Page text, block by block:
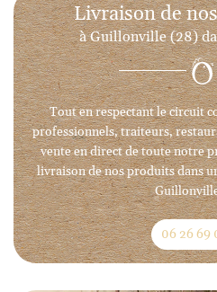
Livraison de
à Guillonville (28)
Tout en respectant le circuit
professionnels, traiteurs,
vente en direct de toute notre
livraison de nos produits dans
06 26 69